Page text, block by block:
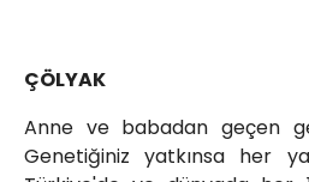
ÇÖLYAK
Anne ve babadan geçen
Genetiğiniz yatkınsa her